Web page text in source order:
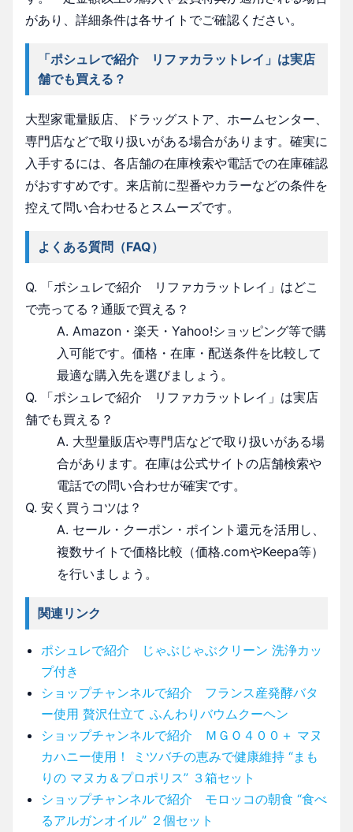
があり、詳細条件は各サイトでご確認ください。
「ポシュレで紹介 リファカラットレイ」は実店
舗でも買える？
大型家電量販店、ドラッグストア、ホームセンター、
専門店などで取り扱いがある場合があります。確実に
入手するには、各店舗の在庫検索や電話での在庫確認
がおすすめです。来店前に型番やカラーなどの条件を
控えて問い合わせるとスムーズです。
よくある質問（FAQ）
Q. 「ポシュレで紹介 リファカラットレイ」はどこ
で売ってる？通販で買える？
A. Amazon・楽天・Yahoo!ショッピング等で購
入可能です。価格・在庫・配送条件を比較して
最適な購入先を選びましょう。
Q. 「ポシュレで紹介 リファカラットレイ」は実店
舗でも買える？
A. 大型量販店や専門店などで取り扱いがある場
合があります。在庫は公式サイトの店舗検索や
電話での問い合わせが確実です。
Q. 安く買うコツは？
A. セール・クーポン・ポイント還元を活用し、
複数サイトで価格比較（価格.comやKeepa等）
を行いましょう。
関連リンク
ポシュレで紹介 じゃぶじゃぶクリーン 洗浄カッ
プ付き
ショップチャンネルで紹介 フランス産発酵バタ
ー使用 贅沢仕立て ふんわりバウムクーヘン
ショップチャンネルで紹介 ＭＧＯ４００＋ マヌ
カハニー使用！ ミツバチの恵みで健康維持 “まも
りの マヌカ＆プロポリス” ３箱セット
ショップチャンネルで紹介 モロッコの朝食 “食べ
るアルガンオイル” ２個セット